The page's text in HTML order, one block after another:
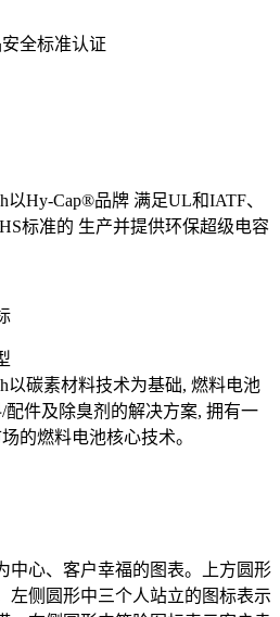
全标准认证
以Hy-Cap®品牌 满足UL和IATF、
标准的 生产并提供环保超级电容
以碳素材料技术为基础, 燃料电池
配件及除臭剂的解决方案, 拥有一
的燃料电池核心技术。